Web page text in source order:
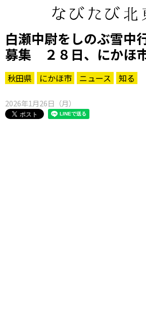
白瀬中尉をしのぶ雪中
募集 ２８日、にかほ
秋田県 にかほ市 ニュース 知る
2026年1月26日（月）